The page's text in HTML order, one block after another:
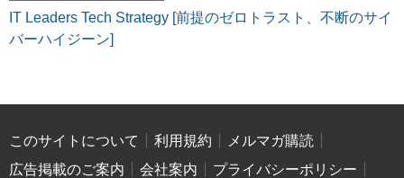
IT Leaders Tech Strategy [前提のゼロトラスト、不断のサイ
バーハイジーン]
このサイトについて 利用規約
メルマガ購読
広告掲載のご案内
会社案内
プライバシーポリシー